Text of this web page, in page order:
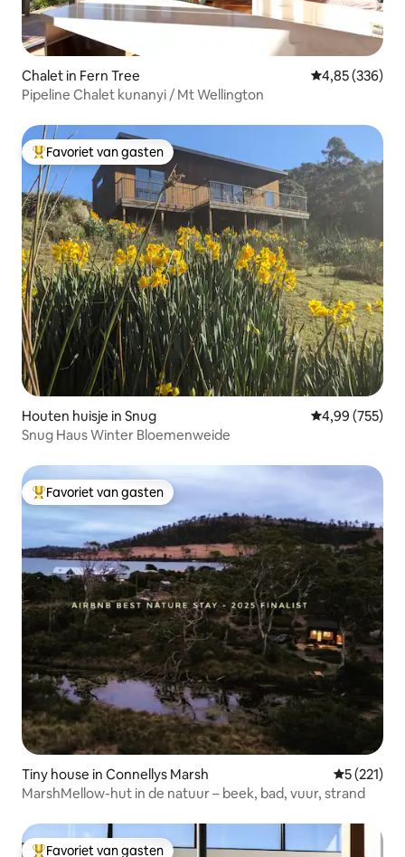
Chalet in Fern Tree Gemiddelde
4,85 (336)
Pipeline Chalet kunanyi / Mt Wellington
Topfavoriet van gasten
Favoriet van gasten
Houten huisje in Snug Gemiddelde
4,99 (755)
Snug Haus Winter Bloemenweide
Topfavoriet van gasten
Favoriet van gasten
Tiny house in Connellys Marsh
5 (221)
MarshMellow-hut in de natuur – beek, bad, vuur, strand
Favoriet van gasten